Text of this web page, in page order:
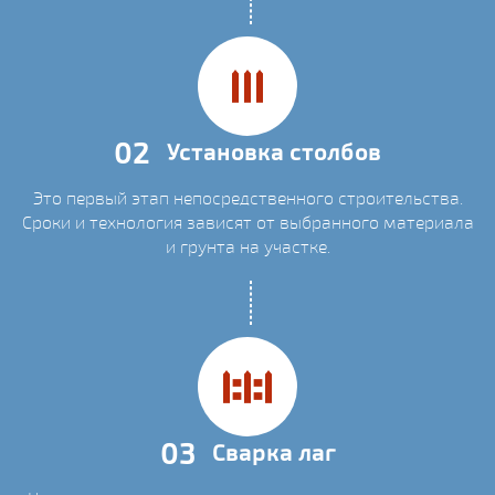
02 Установка столбов
Это первый этап непосредственного строительства.
Сроки и технология зависят от выбранного материала
и грунта на участке.
03 Сварка лаг